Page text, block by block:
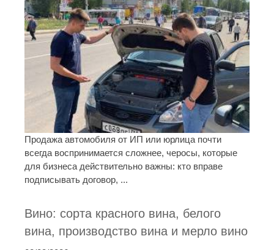
Продажа автомобиля от ИП или юрлица почти
всегда воспринимается сложнее, черосы, которые
для бизнеса действительно важны: кто вправе
подписывать договор, ...
Вино: сорта красного вина, белого
вина, производство вина и мерло вино